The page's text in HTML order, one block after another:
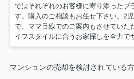
ではそれぞれのお客様に寄り添ったプ
す。購入のご相談もお任せ下さい。2
で、ママ目線でのご案内もさせていた
イフスタイルに合うお家探しを全力で
マンションの売却を検討されている